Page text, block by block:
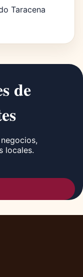
Taracena
de
locales.